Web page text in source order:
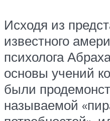
Исходя из
известного
психолога
основы учений
были
называемой